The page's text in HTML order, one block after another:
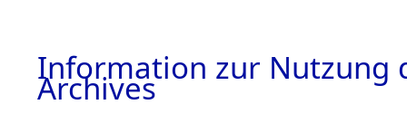
Information zur Nutzung
Archives